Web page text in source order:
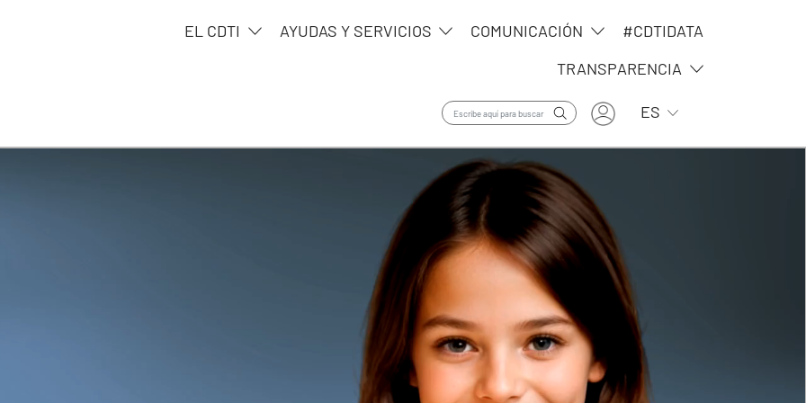
EL CDTI AYUDAS Y SERVICIOS COMUNICACIÓN
#CDTIDATA
TRANSPARENCIA
User account menu
ES Lista adicional de